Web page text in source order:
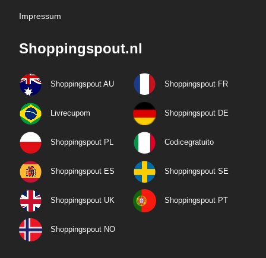
Impressum
Shoppingspout.nl
Shoppingspout AU Shoppingspout FR
Livrecupom Shoppingspout DE
Shoppingspout PL Codicegratuito
Shoppingspout ES Shoppingspout SE
Shoppingspout UK Shoppingspout PT
Shoppingspout NO